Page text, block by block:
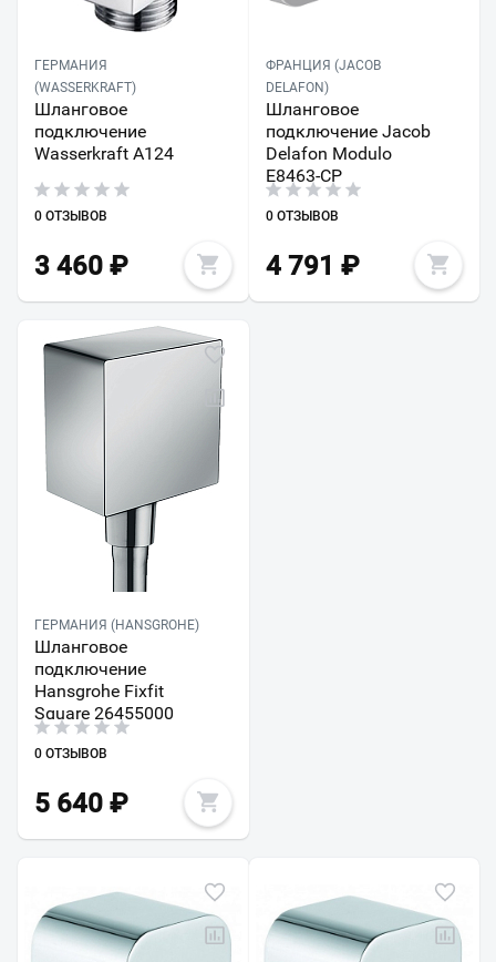
ГЕРМАНИЯ
(WASSERKRAFT)
Шланговое
подключение
Wasserkraft A124
0 ОТЗЫВОВ
3 460 ₽
ФРАНЦИЯ (JACOB
DELAFON)
Шланговое
подключение Jacob
Delafon Modulo
E8463-CP
0 ОТЗЫВОВ
4 791 ₽
ГЕРМАНИЯ (HANSGROHE)
Шланговое
подключение
Hansgrohe Fixfit
Square 26455000
0 ОТЗЫВОВ
5 640 ₽